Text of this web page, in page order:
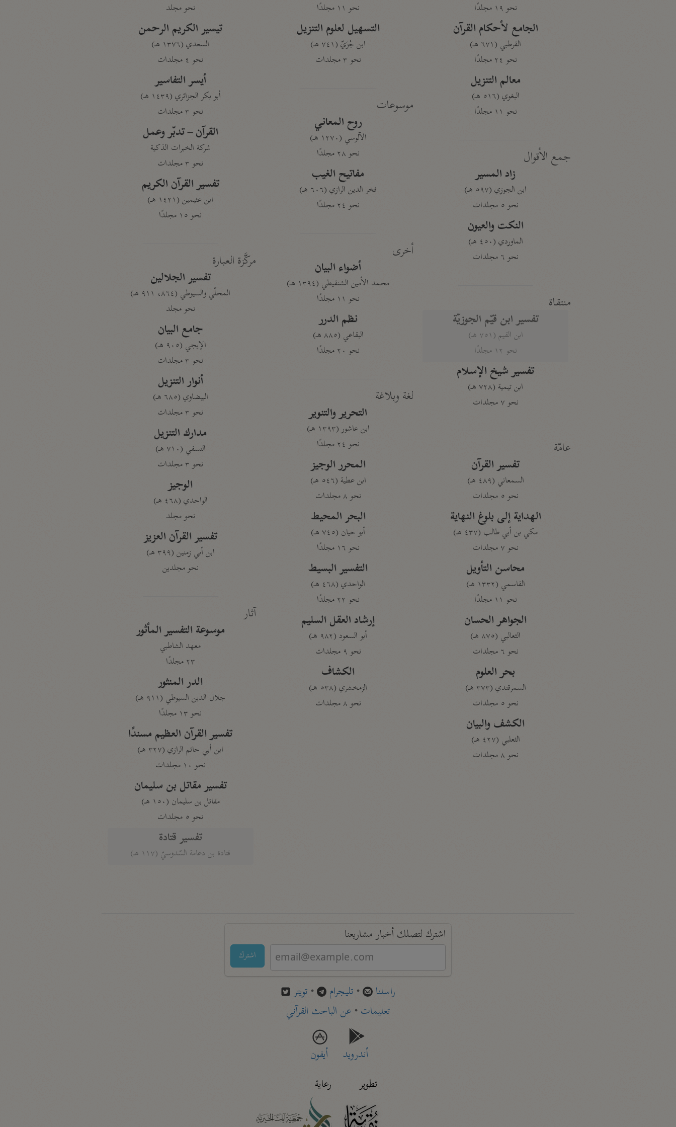
نحو ١٩ مجلدًا
الجامع لأحكام القرآن
القرطبي (٦٧١ هـ)
نحو ٢٤ مجلدًا
معالم التنزيل
البغوي (٥١٦ هـ)
نحو ١١ مجلدًا
جمع الأقوال
زاد المسير
ابن الجوزي (٥٩٧ هـ)
نحو ٥ مجلدات
النكت والعيون
الماوردي (٤٥٠ هـ)
نحو ٦ مجلدات
منتقاة
تفسير ابن قيّم الجوزيّة
ابن القيم (٧٥١ هـ)
نحو ١٢ مجلدًا
تفسير شيخ الإسلام
ابن تيمية (٧٢٨ هـ)
نحو ٧ مجلدات
عامّة
تفسير القرآن
السمعاني (٤٨٩ هـ)
نحو ٥ مجلدات
الهداية إلى بلوغ النهاية
مكي بن أبي طالب (٤٣٧ هـ)
نحو ٧ مجلدات
محاسن التأويل
القاسمي (١٣٣٢ هـ)
نحو ١١ مجلدًا
الجواهر الحسان
الثعالبي (٨٧٥ هـ)
نحو ٦ مجلدات
بحر العلوم
السمرقندي (٣٧٣ هـ)
نحو ٥ مجلدات
الكشف والبيان
الثعلبي (٤٢٧ هـ)
نحو ٨ مجلدات
نحو ١١ مجلدًا
التسهيل لعلوم التنزيل
ابن جُزَيّ (٧٤١ هـ)
نحو ٣ مجلدات
موسوعات
روح المعاني
الآلوسي (١٢٧٠ هـ)
نحو ٢٨ مجلدًا
مفاتيح الغيب
فخر الدين الرازي (٦٠٦ هـ)
نحو ٢٤ مجلدًا
أخرى
أضواء البيان
محمد الأمين الشنقيطي (١٣٩٤ هـ)
نحو ١١ مجلدًا
نظم الدرر
البقاعي (٨٨٥ هـ)
نحو ٢٠ مجلدًا
لغة وبلاغة
التحرير والتنوير
ابن عاشور (١٣٩٣ هـ)
نحو ٢٤ مجلدًا
المحرر الوجيز
ابن عطية (٥٤٦ هـ)
نحو ٨ مجلدات
البحر المحيط
أبو حيان (٧٤٥ هـ)
نحو ١٦ مجلدًا
التفسير البسيط
الواحدي (٤٦٨ هـ)
نحو ٢٢ مجلدًا
إرشاد العقل السليم
أبو السعود (٩٨٢ هـ)
نحو ٩ مجلدات
الكشاف
الزمخشري (٥٣٨ هـ)
نحو ٨ مجلدات
نحو مجلد
تيسير الكريم الرحمن
السعدي (١٣٧٦ هـ)
نحو ٤ مجلدات
أيسر التفاسير
أبو بكر الجزائري (١٤٣٩ هـ)
نحو ٣ مجلدات
القرآن – تدبّر وعمل
شركة الخبرات الذكية
نحو ٣ مجلدات
تفسير القرآن الكريم
ابن عثيمين (١٤٢١ هـ)
نحو ١٥ مجلدًا
مركَّزة العبارة
تفسير الجلالين
المحلّي والسيوطي (٨٦٤، ٩١١ هـ)
نحو مجلد
جامع البيان
الإيجي (٩٠٥ هـ)
نحو ٣ مجلدات
أنوار التنزيل
البيضاوي (٦٨٥ هـ)
نحو ٣ مجلدات
مدارك التنزيل
النسفي (٧١٠ هـ)
نحو ٣ مجلدات
الوجيز
الواحدي (٤٦٨ هـ)
نحو مجلد
تفسير القرآن العزيز
ابن أبي زمنين (٣٩٩ هـ)
نحو مجلدين
آثار
موسوعة التفسير المأثور
معهد الشاطبي
٢٣ مجلدًا
الدر المنثور
جلال الدين السيوطي (٩١١ هـ)
نحو ١٣ مجلدًا
تفسير القرآن العظيم مسندًا
ابن أبي حاتم الرازي (٣٢٧ هـ)
نحو ١٠ مجلدات
تفسير مقاتل بن سليمان
مقاتل بن سليمان (١٥٠ هـ)
نحو ٥ مجلدات
تفسير قتادة
قتادة بن دعامة السّدوسيّ (١١٧ هـ)
اشترك لتصلك أخبار مشاريعنا
اشترك
راسلنا • تليجرام • تويتر
تعليمات• عن الباحث القرآني
أندرويد
أيفون
تطوير
رعاية